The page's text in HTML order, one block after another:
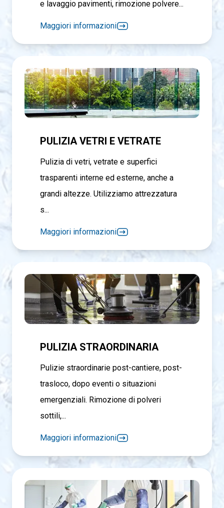
e lavaggio pavimenti, rimozione polvere...
Maggiori informazioni
PULIZIA VETRI E VETRATE
Pulizia di vetri, vetrate e superfici
trasparenti interne ed esterne, anche a
grandi altezze. Utilizziamo attrezzatura
s...
Maggiori informazioni
PULIZIA STRAORDINARIA
Pulizie straordinarie post-cantiere, post-
trasloco, dopo eventi o situazioni
emergenziali. Rimozione di polveri
sottili,...
Maggiori informazioni